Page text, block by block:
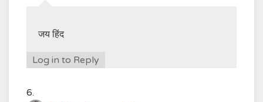
जय हिंद
Log in to Reply